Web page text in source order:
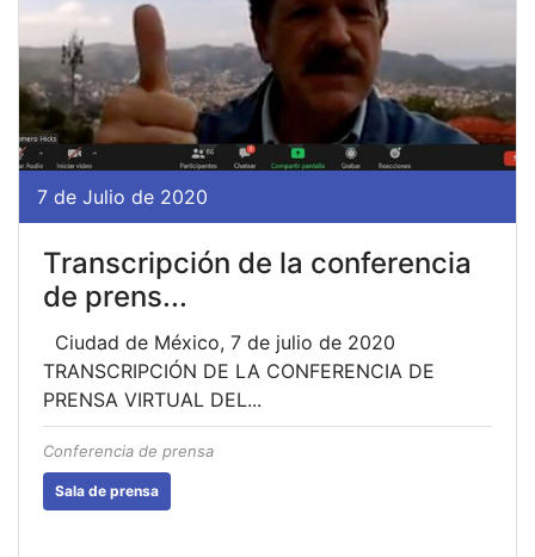
7 de Julio de 2020
Transcripción de la conferencia
de prens...
Ciudad de México, 7 de julio de 2020
TRANSCRIPCIÓN DE LA CONFERENCIA DE
PRENSA VIRTUAL DEL...
Conferencia de prensa
Sala de prensa